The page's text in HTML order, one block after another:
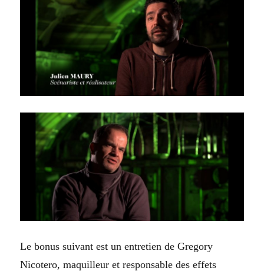
Le bonus suivant est un entretien de Gregory
Nicotero, maquilleur et responsable des effets